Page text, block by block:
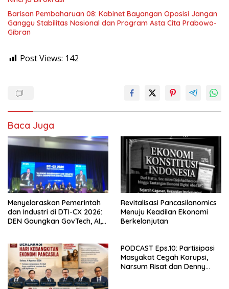
Barisan Pembaharuan 08: Kabinet Bayangan Oposisi Jangan
Ganggu Stabilitas Nasional dan Program Asta Cita Prabowo-
Gibran
Post Views: 142
Baca Juga
Menyelaraskan Pemerintah
dan Industri di DTI-CX 2026:
DEN Gaungkan GovTech, AI,
Kompetitif
Revitalisasi Pancasilanomics
Menuju Keadilan Ekonomi
Berkelanjutan
PODCAST Eps.10: Partisipasi
Masyakat Cegah Korupsi,
Narsum Risat dan Denny